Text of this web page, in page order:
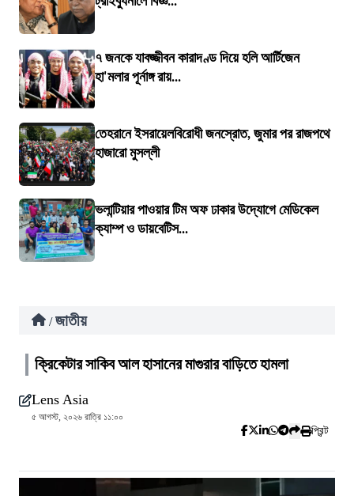
৭ জনকে যাবজ্জীবন কারাদণ্ড দিয়ে হলি আর্টিজেন
হা'মলার পূর্নাঙ্গ রায়...
তেহরানে ইসরায়েলবিরোধী জনস্রোত, জুমার পর রাজপথে
হাজারো মুসল্লী
ভলান্টিয়ার পাওয়ার টিম অফ ঢাকার উদ্যোগে মেডিকেল
ক্যাম্প ও ডায়বেটিস...
/ জাতীয়
ক্রিকেটার সাকিব আল হাসানের মাগুরার বাড়িতে হামলা
Lens Asia
৫ আগস্ট, ২০২৬ রাত্রি ১১:০০
প্রিন্ট